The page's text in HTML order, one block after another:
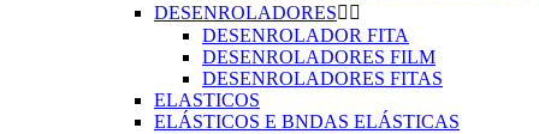
DESENROLADORES 
DESENROLADOR FITA
DESENROLADORES FILM
DESENROLADORES FITAS
ELASTICOS
ELÁSTICOS E BNDAS ELÁSTICAS